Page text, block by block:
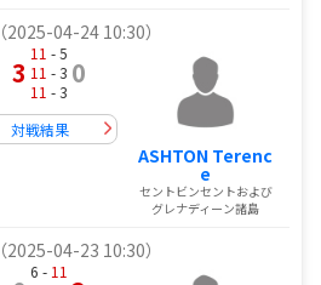
（2025-04-24 10:30）
3
11 - 5
11 - 3
11 - 3
0
対戦結果
ASHTON Terenc
e
セントビンセントおよび
グレナディーン諸島
（2025-04-23 10:30）
6 - 11